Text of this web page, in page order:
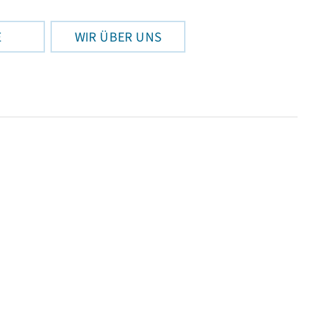
WIR ÜBER UNS